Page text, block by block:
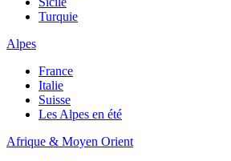
Turquie
Alpes
France
Italie
Suisse
Les Alpes en été
Afrique & Moyen Orient